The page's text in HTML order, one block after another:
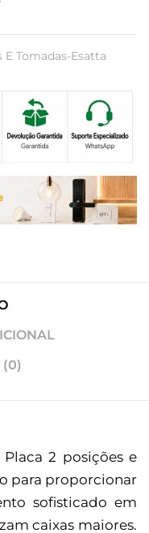
Tomadas-Esatta
(0)
2 posições e
para proporcionar
sofisticado em
caixas maiores.